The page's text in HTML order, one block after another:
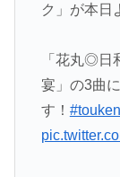
ク」が本日
「花丸◎日
宴」の3曲
す！